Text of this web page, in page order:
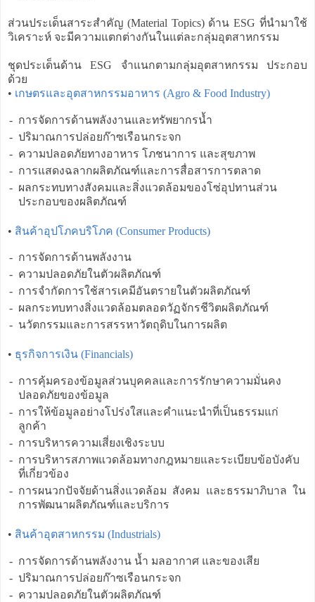
ส่วนประเด็นสาระสำคัญ (Material Topics) ด้าน ESG ที่นำมาใช้
วิเคราะห์ จะมีความแตกต่างกันในแต่ละกลุ่มอุตสาหกรรม
ชุดประเด็นด้าน ESG จำแนกตามกลุ่มอุตสาหกรรม ประกอบ
ด้วย
• เกษตรและอุตสาหกรรมอาหาร (Agro & Food Industry)
- การจัดการด้านพลังงานและทรัพยากรน้ำ
- ปริมาณการปล่อยก๊าซเรือนกระจก
- ความปลอดภัยทางอาหาร โภชนาการ และสุขภาพ
- การแสดงฉลากผลิตภัณฑ์และการสื่อสารการตลาด
- ผลกระทบทางสังคมและสิ่งแวดล้อมของโซ่อุปทานส่วน
ประกอบของผลิตภัณฑ์
• สินค้าอุปโภคบริโภค (Consumer Products)
- การจัดการด้านพลังงาน
- ความปลอดภัยในตัวผลิตภัณฑ์
- การจำกัดการใช้สารเคมีอันตรายในตัวผลิตภัณฑ์
- ผลกระทบทางสิ่งแวดล้อมตลอดวัฏจักรชีวิตผลิตภัณฑ์
- นวัตกรรมและการสรรหาวัตถุดิบในการผลิต
• ธุรกิจการเงิน (Financials)
- การคุ้มครองข้อมูลส่วนบุคคลและการรักษาความมั่นคง
ปลอดภัยของข้อมูล
- การให้ข้อมูลอย่างโปร่งใสและคำแนะนำที่เป็นธรรมแก่
ลูกค้า
- การบริหารความเสี่ยงเชิงระบบ
- การบริหารสภาพแวดล้อมทางกฎหมายและระเบียบข้อบังคับ
ที่เกี่ยวข้อง
- การผนวกปัจจัยด้านสิ่งแวดล้อม สังคม และธรรมาภิบาล ใน
การพัฒนาผลิตภัณฑ์และบริการ
• สินค้าอุตสาหกรรม (Industrials)
- การจัดการด้านพลังงาน น้ำ มลอากาศ และของเสีย
- ปริมาณการปล่อยก๊าซเรือนกระจก
- ความปลอดภัยในตัวผลิตภัณฑ์